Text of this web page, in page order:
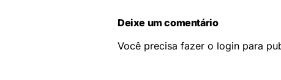
Deixe um comentário
Você precisa fazer o login para